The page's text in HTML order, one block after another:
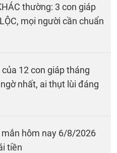
thường: 3 con giáp
mọi người cần chuẩn
12 con giáp tháng
nhất, ai thụt lùi đáng
hôm nay 6/8/2026
tiền